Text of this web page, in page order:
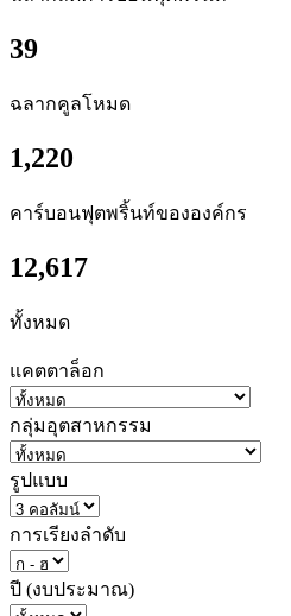
39
ฉลากคูลโหมด
1,220
คาร์บอนฟุตพริ้นท์ขององค์กร
12,617
ทั้งหมด
แคตตาล็อก
กลุ่มอุตสาหกรรม
รูปแบบ
การเรียงลำดับ
ปี (งบประมาณ)